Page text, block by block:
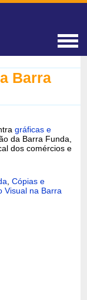
Barra
gráficas e
da Barra Funda,
dos comércios e
,Cópias e
Visual na Barra